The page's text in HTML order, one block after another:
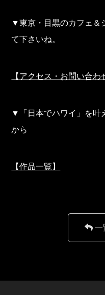
▼東京・目黒のカフェ＆
て下さいね。
【アクセス・お問い合わ
▼「日本でハワイ」を叶
から
【作品一覧】
一